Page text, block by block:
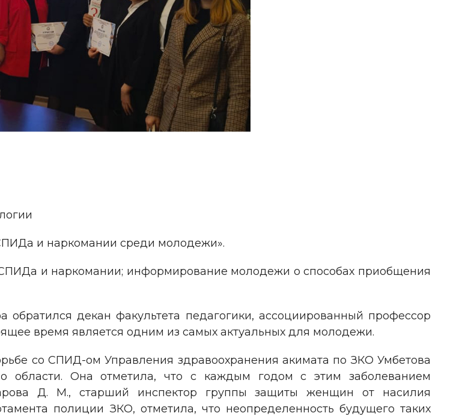
и наркомании среди молодежи».
и наркомании; информирование молодежи о способах приобщения
декан факультета педагогики, ассоциированный профессор
время является одним из самых актуальных для молодежи.
со СПИД-ом Управления здравоохранения акимата по ЗКО Умбетова
области. Она отметила, что с каждым годом с этим заболеванием
Д. М., старший инспектор группы защиты женщин от насилия
полиции ЗКО, отметила, что неопределенность будущего таких